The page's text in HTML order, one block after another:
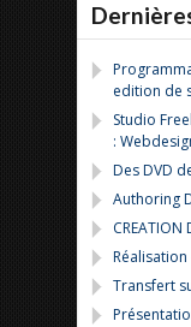
edition de
Studio
:
Des DVD
Authoring
CREATION
Réalisation
Transfert